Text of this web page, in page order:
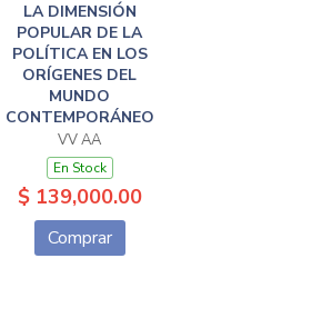
LA DIMENSIÓN
POPULAR DE LA
POLÍTICA EN LOS
ORÍGENES DEL
MUNDO
CONTEMPORÁNEO
VV AA
En Stock
$ 139,000.00
Comprar